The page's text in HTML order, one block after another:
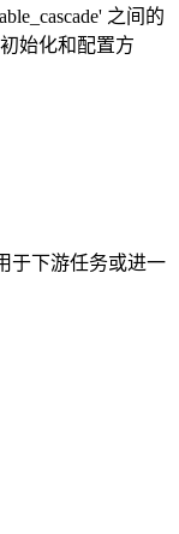
之间的
始化和配置方
于下游任务或进一